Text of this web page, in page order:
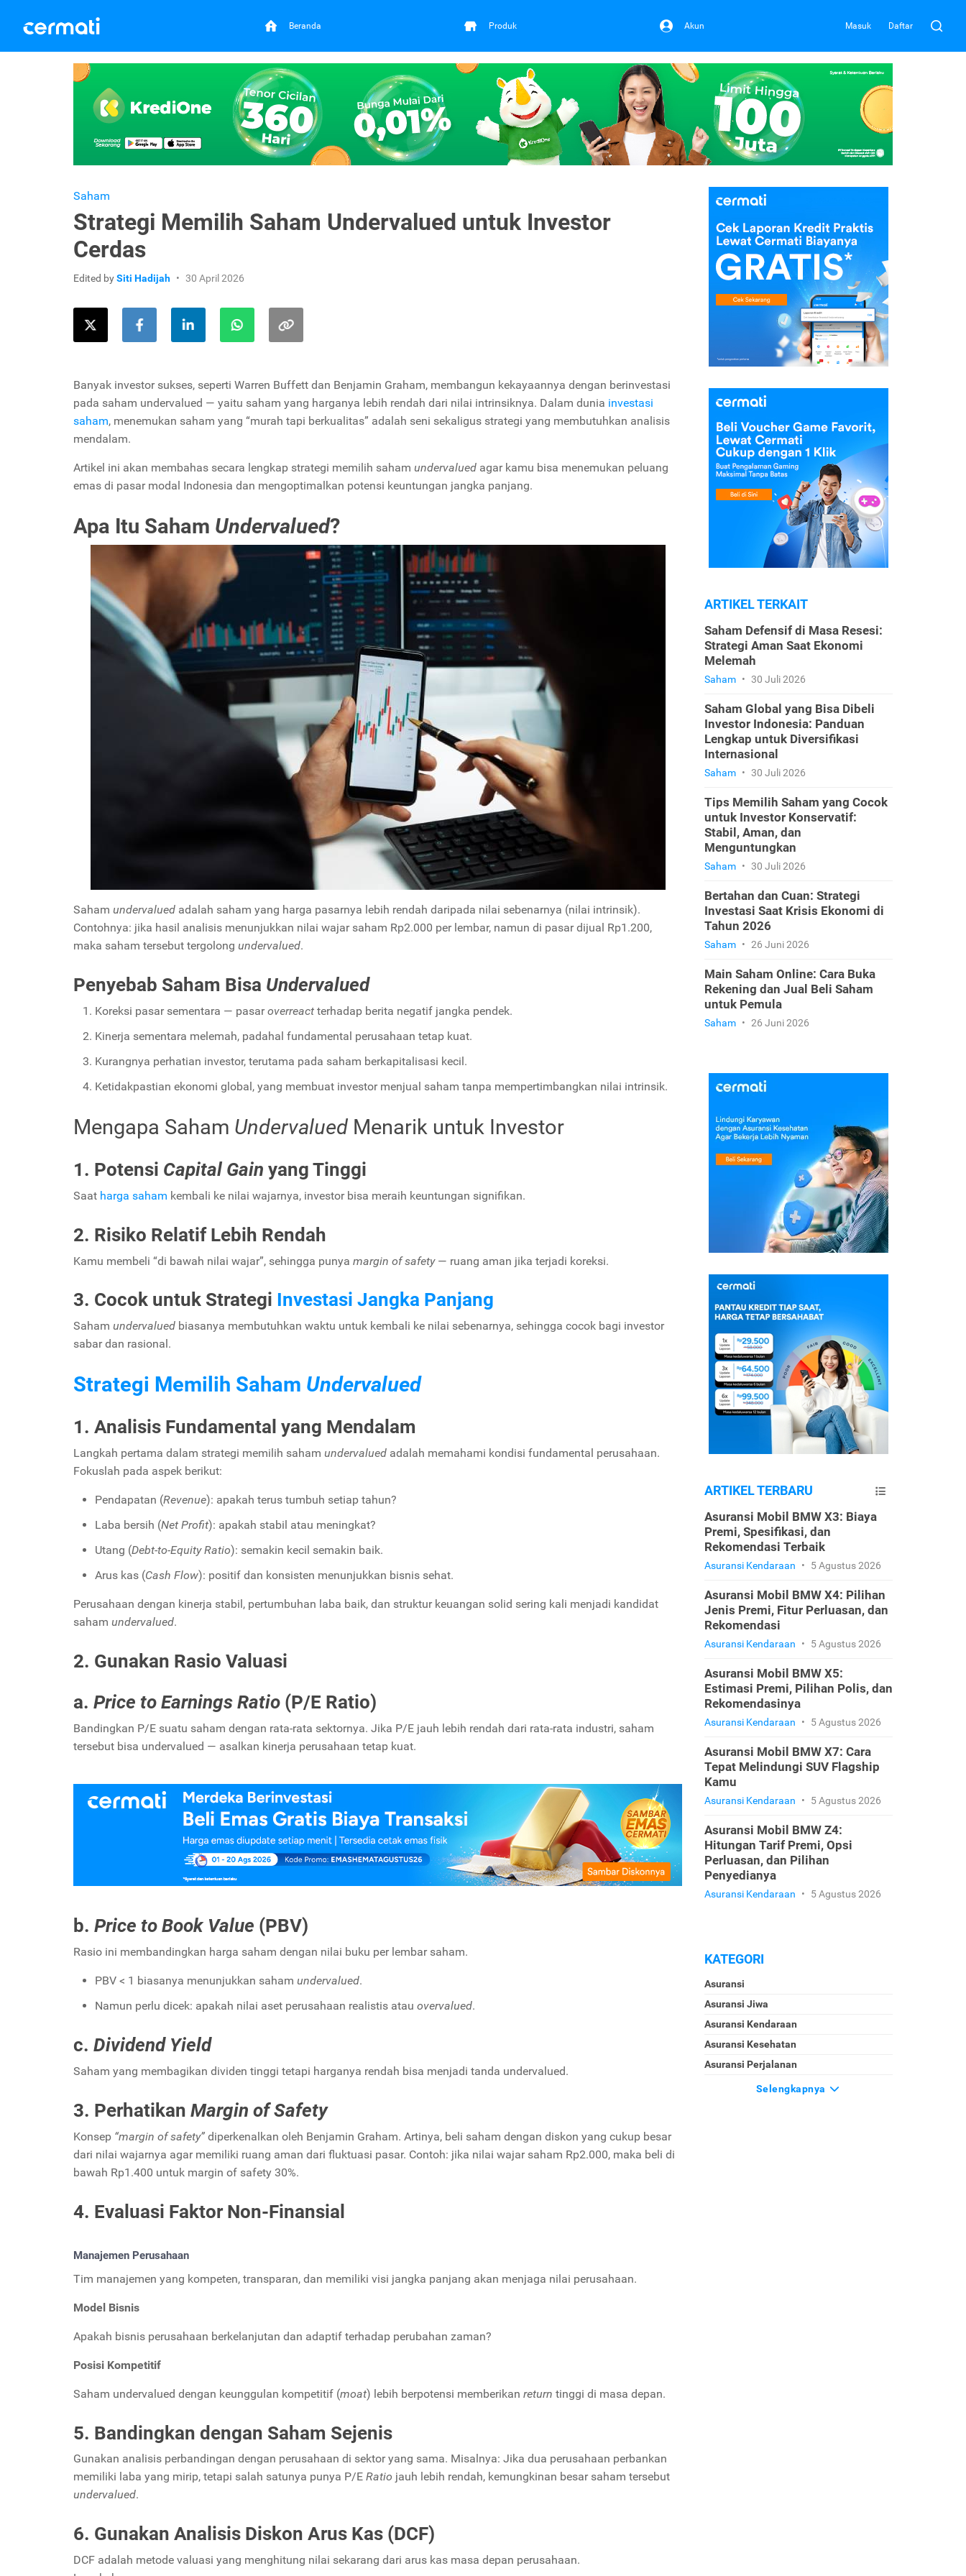
Beranda Produk Akun Masuk Daftar
Saham
Strategi Memilih Saham Undervalued untuk Investor
Cerdas
Edited bySiti Hadijah 30 April 2026
Banyak investor sukses, seperti Warren Buffett dan Benjamin Graham, membangun kekayaannya dengan berinvestasi
pada saham undervalued — yaitu saham yang harganya lebih rendah dari nilai intrinsiknya. Dalam dunia investasi
saham, menemukan saham yang “murah tapi berkualitas” adalah seni sekaligus strategi yang membutuhkan analisis
mendalam.
Artikel ini akan membahas secara lengkap strategi memilih saham undervalued agar kamu bisa menemukan peluang
emas di pasar modal Indonesia dan mengoptimalkan potensi keuntungan jangka panjang.
Apa Itu Saham Undervalued?
Saham undervalued adalah saham yang harga pasarnya lebih rendah daripada nilai sebenarnya (nilai intrinsik).
Contohnya: jika hasil analisis menunjukkan nilai wajar saham Rp2.000 per lembar, namun di pasar dijual Rp1.200,
maka saham tersebut tergolong undervalued.
Penyebab Saham Bisa Undervalued
Koreksi pasar sementara — pasaroverreact terhadap berita negatif jangka pendek.
Kinerja sementara melemah, padahal fundamental perusahaan tetap kuat.
Kurangnya perhatian investor, terutama pada saham berkapitalisasi kecil.
Ketidakpastian ekonomi global, yang membuat investor menjual saham tanpa mempertimbangkan nilai intrinsik.
Mengapa Saham Undervalued Menarik untuk Investor
1. Potensi Capital Gain yang Tinggi
Saat harga saham kembali ke nilai wajarnya, investor bisa meraih keuntungan signifikan.
2. Risiko Relatif Lebih Rendah
Kamu membeli “di bawah nilai wajar”, sehingga punya margin of safety— ruang aman jika terjadi koreksi.
3. Cocok untuk Strategi Investasi Jangka Panjang
Saham undervalued biasanya membutuhkan waktu untuk kembali ke nilai sebenarnya, sehingga cocok bagi investor
sabar dan rasional.
Strategi Memilih Saham Undervalued
1. Analisis Fundamental yang Mendalam
Langkah pertama dalam strategi memilih saham undervalued adalah memahami kondisi fundamental perusahaan.
Fokuslah pada aspek berikut:
Pendapatan (Revenue): apakah terus tumbuh setiap tahun?
Laba bersih (Net Profit): apakah stabil atau meningkat?
Utang (Debt-to-Equity Ratio): semakin kecil semakin baik.
Arus kas (Cash Flow): positif dan konsisten menunjukkan bisnis sehat.
Perusahaan dengan kinerja stabil, pertumbuhan laba baik, dan struktur keuangan solid sering kali menjadi kandidat
saham undervalued.
2. Gunakan Rasio Valuasi
a. Price to Earnings Ratio (P/E Ratio)
Bandingkan P/E suatu saham dengan rata-rata sektornya. Jika P/E jauh lebih rendah dari rata-rata industri, saham
tersebut bisa undervalued — asalkan kinerja perusahaan tetap kuat.
b. Price to Book Value (PBV)
Rasio ini membandingkan harga saham dengan nilai buku per lembar saham.
PBV < 1 biasanya menunjukkan saham undervalued.
Namun perlu dicek: apakah nilai aset perusahaan realistis atau overvalued.
c. Dividend Yield
Saham yang membagikan dividen tinggi tetapi harganya rendah bisa menjadi tanda undervalued.
3. Perhatikan Margin of Safety
Konsep “margin of safety” diperkenalkan oleh Benjamin Graham. Artinya, beli saham dengan diskon yang cukup besar
dari nilai wajarnya agar memiliki ruang aman dari fluktuasi pasar. Contoh: jika nilai wajar saham Rp2.000, maka beli di
bawah Rp1.400 untuk margin of safety 30%.
4. Evaluasi Faktor Non-Finansial
Manajemen Perusahaan
Tim manajemen yang kompeten, transparan, dan memiliki visi jangka panjang akan menjaga nilai perusahaan.
Model Bisnis
Apakah bisnis perusahaan berkelanjutan dan adaptif terhadap perubahan zaman?
Posisi Kompetitif
Saham undervalued dengan keunggulan kompetitif (moat) lebih berpotensi memberikan return tinggi di masa depan.
5. Bandingkan dengan Saham Sejenis
Gunakan analisis perbandingan dengan perusahaan di sektor yang sama. Misalnya: Jika dua perusahaan perbankan
memiliki laba yang mirip, tetapi salah satunya punya P/E Ratio jauh lebih rendah, kemungkinan besar saham tersebut
undervalued.
6. Gunakan Analisis Diskon Arus Kas (DCF)
DCF adalah metode valuasi yang menghitung nilai sekarang dari arus kas masa depan perusahaan.
ARTIKEL TERKAIT
Saham Defensif di Masa Resesi:
Strategi Aman Saat Ekonomi
Melemah
Saham • 30 Juli 2026
Saham Global yang Bisa Dibeli
Investor Indonesia: Panduan
Lengkap untuk Diversifikasi
Internasional
Saham • 30 Juli 2026
Tips Memilih Saham yang Cocok
untuk Investor Konservatif:
Stabil, Aman, dan
Menguntungkan
Saham • 30 Juli 2026
Bertahan dan Cuan: Strategi
Investasi Saat Krisis Ekonomi di
Tahun 2026
Saham • 26 Juni 2026
Main Saham Online: Cara Buka
Rekening dan Jual Beli Saham
untuk Pemula
Saham • 26 Juni 2026
ARTIKEL TERBARU
Asuransi Mobil BMW X3: Biaya
Premi, Spesifikasi, dan
Rekomendasi Terbaik
Asuransi Kendaraan • 5 Agustus 2026
Asuransi Mobil BMW X4: Pilihan
Jenis Premi, Fitur Perluasan, dan
Rekomendasi
Asuransi Kendaraan • 5 Agustus 2026
Asuransi Mobil BMW X5:
Estimasi Premi, Pilihan Polis, dan
Rekomendasinya
Asuransi Kendaraan • 5 Agustus 2026
Asuransi Mobil BMW X7: Cara
Tepat Melindungi SUV Flagship
Kamu
Asuransi Kendaraan • 5 Agustus 2026
Asuransi Mobil BMW Z4:
Hitungan Tarif Premi, Opsi
Perluasan, dan Pilihan
Penyedianya
Asuransi Kendaraan • 5 Agustus 2026
KATEGORI
Asuransi
Asuransi Jiwa
Asuransi Kendaraan
Asuransi Kesehatan
Asuransi Perjalanan
Selengkapnya